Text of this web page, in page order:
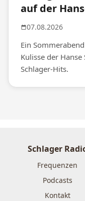
auf der
07.08.2026
Ein
Kulisse der
Schlager-Hits.
Schlager
Frequenzen
Podcasts
Kontakt